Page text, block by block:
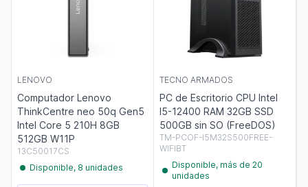
LENOVO
Computador Lenovo
ThinkCentre neo 50q Gen5
Intel Core 5 210H 8GB
512GB W11P
13C50017CS
Disponible, 8 unidades
TECNO ARMADOS
PC de Escritorio CPU Intel
I5-12400 RAM 32GB SSD
500GB sin SO (FreeDOS)
TM-PCOF-I5M32S500FREE-
WIFIBT
Disponible, más de 20
unidades